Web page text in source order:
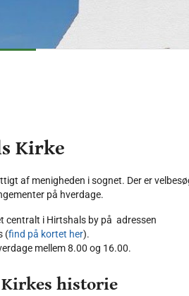
Kirke
af menigheden i sognet. Der er
på hverdage.
centralt i Hirtshals by på adressen
(find på kortet her).
mellem 8.00 og 16.00.
historie